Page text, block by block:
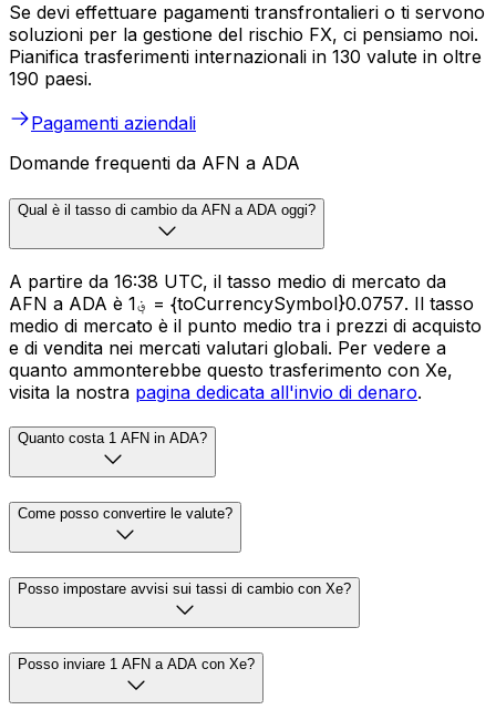
Se devi effettuare pagamenti transfrontalieri o ti servono
soluzioni per la gestione del rischio FX, ci pensiamo noi.
Pianifica trasferimenti internazionali in 130 valute in oltre
190 paesi.
Pagamenti aziendali
Domande frequenti da AFN a ADA
Qual è il tasso di cambio da AFN a ADA oggi?
A partire da 16:38 UTC, il tasso medio di mercato da
AFN a ADA è ؋1 = {toCurrencySymbol}0.0757. Il tasso
medio di mercato è il punto medio tra i prezzi di acquisto
e di vendita nei mercati valutari globali. Per vedere a
quanto ammonterebbe questo trasferimento con Xe,
visita la nostra pagina dedicata all'invio di denaro.
Quanto costa 1 AFN in ADA?
Come posso convertire le valute?
Posso impostare avvisi sui tassi di cambio con Xe?
Posso inviare 1 AFN a ADA con Xe?